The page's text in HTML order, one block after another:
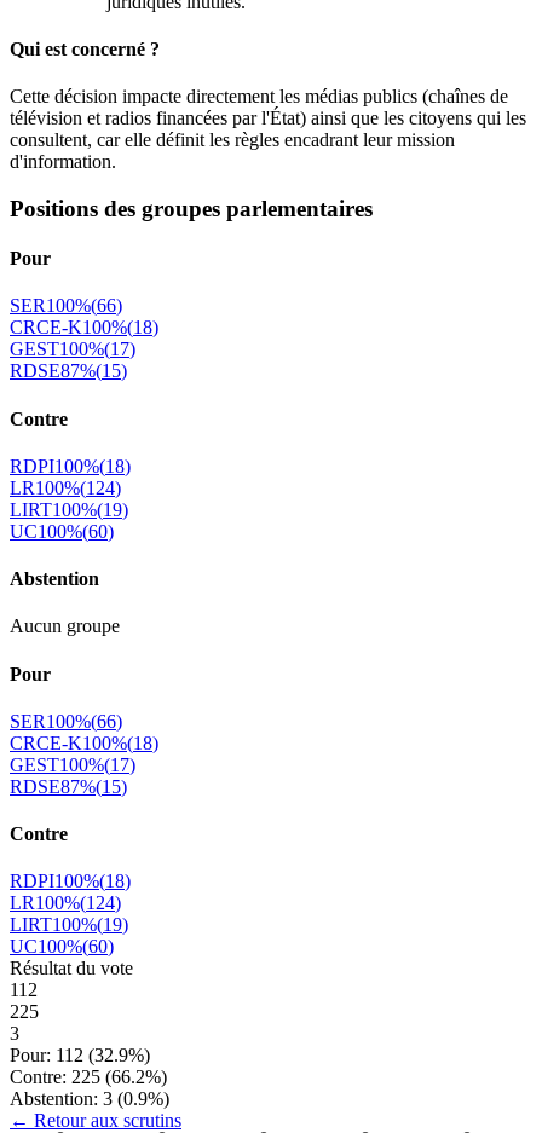
Qui est concerné ?
Cette décision impacte directement les médias publics (chaînes de
télévision et radios financées par l'État) ainsi que les citoyens qui les
consultent, car elle définit les règles encadrant leur mission
d'information.
Positions des groupes parlementaires
Pour
SER100%(66)
CRCE-K100%(18)
GEST100%(17)
RDSE87%(15)
Contre
RDPI100%(18)
LR100%(124)
LIRT100%(19)
UC100%(60)
Abstention
Aucun groupe
Pour
SER100%(66)
CRCE-K100%(18)
GEST100%(17)
RDSE87%(15)
Contre
RDPI100%(18)
LR100%(124)
LIRT100%(19)
UC100%(60)
Résultat du vote
112
225
3
Pour: 112 (32.9%)
Contre: 225 (66.2%)
Abstention: 3 (0.9%)
← Retour aux scrutins